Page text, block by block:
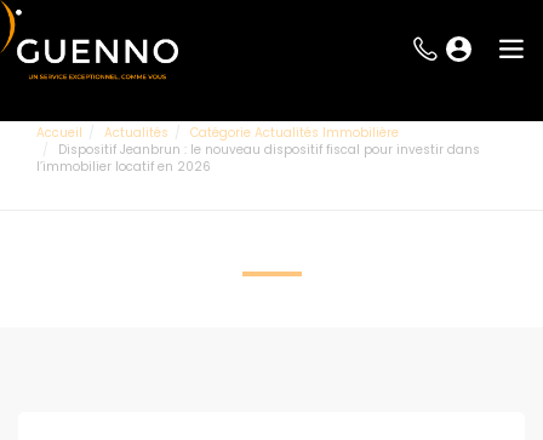
Accueil Actualités
Catégorie Actualités Immobilière
Dispositif Jeanbrun : le nouveau dispositif fiscal pour investir dans
l’immobilier locatif en 2026